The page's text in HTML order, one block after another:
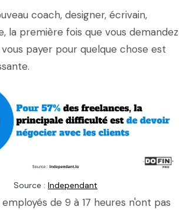
coach, designer, écrivain,
la première fois que vous demandez
payer pour quelque chose est
Source : Independant
de 9 à 17 heures n'ont pas